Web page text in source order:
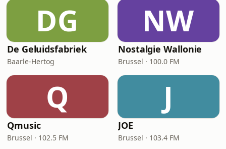
DG
De Geluidsfabriek
Baarle-Hertog
NW
Nostalgie Wallonie
Brussel · 100.0 FM
Q
Qmusic
Brussel · 102.5 FM
J
JOE
Brussel · 103.4 FM